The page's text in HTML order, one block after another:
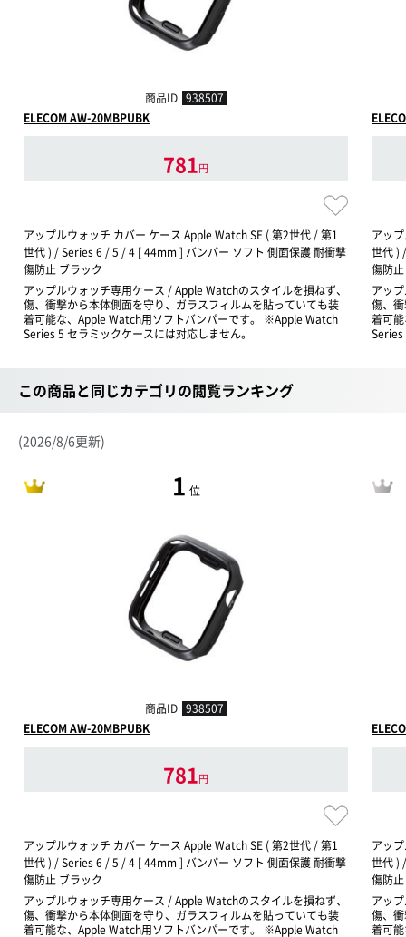
商品ID 938507
ELECOM AW-20MBPUBK
781円
アップルウォッチ カバー ケース Apple Watch SE ( 第2世代 / 第1
世代 ) / Series 6 / 5 / 4 [ 44mm ] バンパー ソフト 側面保護 耐衝撃
傷防止 ブラック
アップルウォッチ専用ケース / Apple Watchのスタイルを損ねず、
傷、衝撃から本体側面を守り、ガラスフィルムを貼っていても装
着可能な、Apple Watch用ソフトバンパーです。 ※Apple Watch
Series 5 セラミックケースには対応しません。
アッ
世代 )
傷防
アッ
傷、
着可
Series
この商品と同じカテゴリの閲覧ランキング
(2026/8/6更新)
1 位
商品ID 938507
ELECOM AW-20MBPUBK
781円
アップルウォッチ カバー ケース Apple Watch SE ( 第2世代 / 第1
世代 ) / Series 6 / 5 / 4 [ 44mm ] バンパー ソフト 側面保護 耐衝撃
傷防止 ブラック
アップルウォッチ専用ケース / Apple Watchのスタイルを損ねず、
傷、衝撃から本体側面を守り、ガラスフィルムを貼っていても装
着可能な、Apple Watch用ソフトバンパーです。 ※Apple Watch
アッ
世代 )
傷防
アッ
傷、
着可